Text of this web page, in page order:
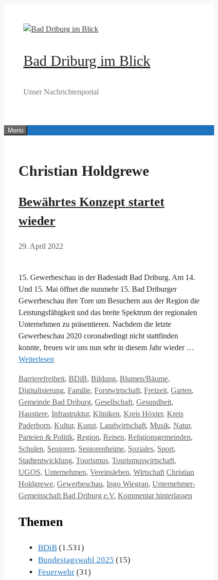
springen
Bad Driburg im Blick
Unser Nachrichtenportal
Menü
Christian Holdgrewe
Bewährtes Konzept startet
wieder
29. April 2022
15. Gewerbeschau in der Badestadt Bad Driburg. Am 14.
Und 15. Mai öffnet die nunmehr 15. Bad Driburger
Gewerbeschau ihre Tore um Besuchern aus der Region die
Leistungsfähigkeit und das breite Spektrum der regionalen
Unternehmen zu präsentieren. Nachdem die letzte
Gewerbeschau 2020 coronabedingt nicht stattfinden
konnte, freuen wir uns nun sehr in diesem Jahr wieder …
Weiterlesen
Kategorien
Barrierefreiheit, BDiB, Bildung, Blumen/Bäume,
Digitalisierung, Familie, Forstwirtschaft, Freizeit, Garten,
Gemeinde Bad Driburg, Gesellschaft, Gesundheit,
Haustiere, Infrastruktur, Kliniken, Kreis Höxter, Kreis
Paderborn, Kultur, Kunst, Landwirtschaft, Musik, Natur,
Parteien & Politik, Region, Reisen, Religionsgemeinden,
Schulen, Senioren, Seniorenheime, Soziales, Sport,
Stadtentwicklung, Tourismus, Tourismuswirtschaft,
UGOS, Unternehmen, Vereinsleben, Wirtschaft Schlagwörter
Christian
Holdgrewe, Gewerbeschau, Ingo Wiegran, Unternehmer-
Gemeinschaft Bad Driburg e.V. Kommentar hinterlassen
Themen
BDiB (1.531)
Bundestagswahl 2025 (15)
Feuerwehr (31)